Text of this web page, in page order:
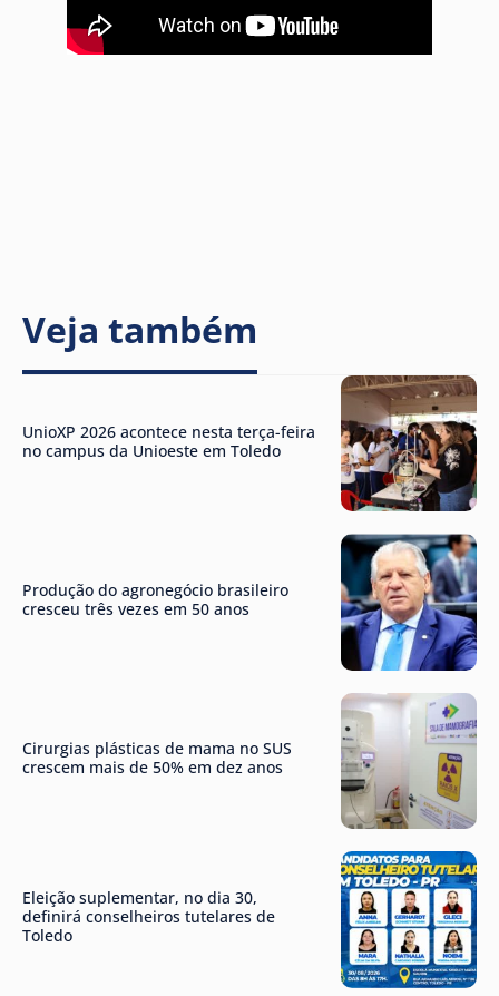
Veja também
UnioXP 2026 acontece nesta terça-feira
no campus da Unioeste em Toledo
Produção do agronegócio brasileiro
cresceu três vezes em 50 anos
Cirurgias plásticas de mama no SUS
crescem mais de 50% em dez anos
Eleição suplementar, no dia 30,
definirá conselheiros tutelares de
Toledo